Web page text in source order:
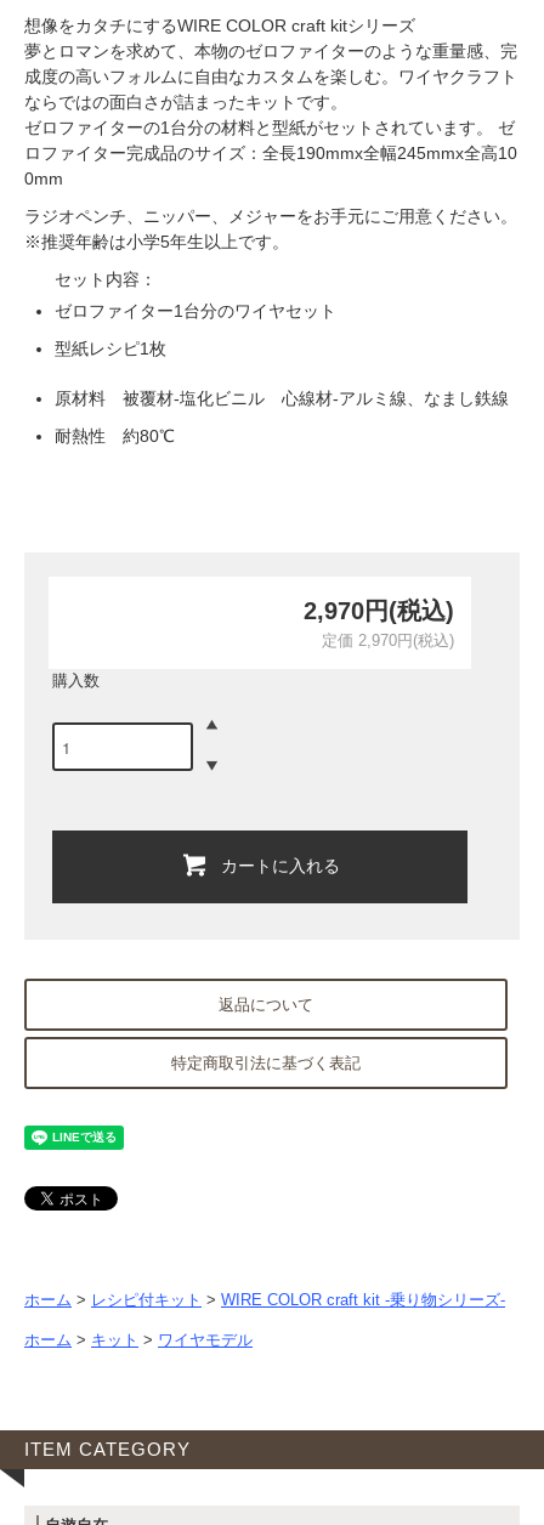
想像をカタチにするWIRE COLOR craft kitシリーズ
夢とロマンを求めて、本物のゼロファイターのような重量感、完
成度の高いフォルムに自由なカスタムを楽しむ。ワイヤクラフト
ならではの面白さが詰まったキットです。
ゼロファイターの1台分の材料と型紙がセットされています。 ゼ
ロファイター完成品のサイズ：全長190mmx全幅245mmx全高10
0mm
ラジオペンチ、ニッパー、メジャーをお手元にご用意ください。
※推奨年齢は小学5年生以上です。
セット内容：
ゼロファイター1台分のワイヤセット
型紙レシピ1枚
原材料 被覆材-塩化ビニル 心線材-アルミ線、なまし鉄線
耐熱性 約80℃
2,970円(税込)
定価 2,970円(税込)
購入数
カートに入れる
返品について
特定商取引法に基づく表記
ホーム > レシピ付キット > WIRE COLOR craft kit -乗り物シリーズ-
ホーム > キット > ワイヤモデル
ITEM CATEGORY